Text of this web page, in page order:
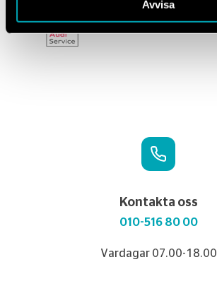
Avvisa
Kontakta oss
010-516 80 00
Vardagar 07.00-18.00